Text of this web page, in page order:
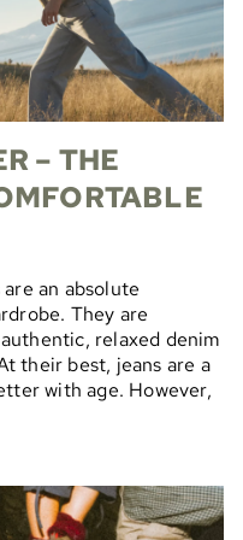
– THE
an absolute
They are
relaxed denim
their best, jeans are a
with age. However,